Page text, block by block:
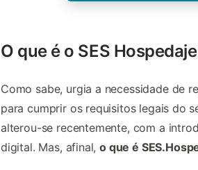
O que é o SES
Como sabe, urgia a necessidade de
para cumprir os requisitos legais do
alterou-se recentemente, com a
digital. Mas, afinal,o que é